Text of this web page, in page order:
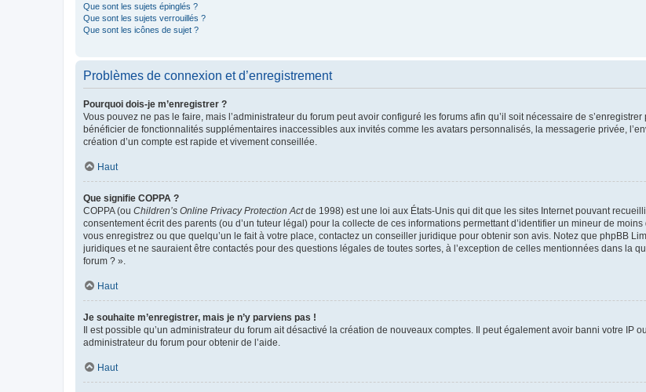
Que sont les sujets épinglés ?
Que sont les sujets verrouillés ?
Que sont les icônes de sujet ?
Problèmes de connexion et d’enregistrement
Pourquoi dois-je m’enregistrer ?
Vous pouvez ne pas le faire, mais l’administrateur du forum peut avoir configuré les forums afin qu’il soit nécessaire de
bénéficier de fonctionnalités supplémentaires inaccessibles aux invités comme les avatars personnalisés, la messagerie privée,
création d’un compte est rapide et vivement conseillée.
Haut
Que signifie COPPA ?
COPPA (ou Children’s Online Privacy Protection Actde 1998) est une loi aux États-Unis qui dit que les sites Internet pouvant
consentement écrit des parents (ou d’un tuteur légal) pour la collecte de ces informations permettant d’identifier un mineur de
vous enregistrez ou que quelqu’un le fait à votre place, contactez un conseiller juridique pour obtenir son avis. Notez que phpBB
juridiques et ne sauraient être contactés pour des questions légales de toutes sortes, à l’exception de celles mentionnées dans la
forum ? ».
Haut
Je souhaite m’enregistrer, mais je n’y parviens pas !
Il est possible qu’un administrateur du forum ait désactivé la création de nouveaux comptes. Il peut également avoir banni votre IP
administrateur du forum pour obtenir de l’aide.
Haut